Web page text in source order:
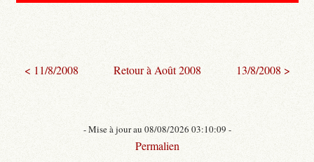
< 11/8/2008 Retour à Août 2008 13/8/2008 >
- Mise à jour au 08/08/2026 03:10:09 -
Permalien